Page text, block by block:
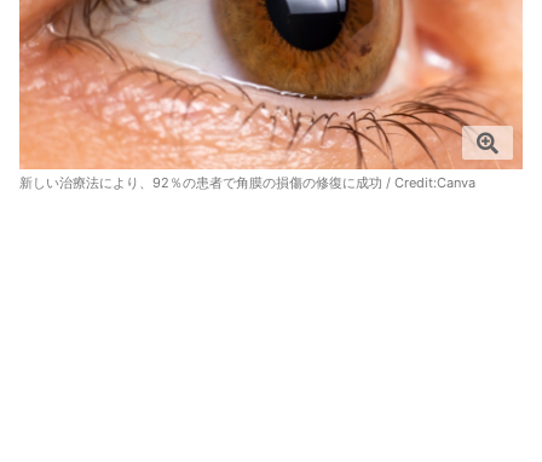
新しい治療法により、92％の患者で角膜の損傷の修復に成功 / Credit:Canva